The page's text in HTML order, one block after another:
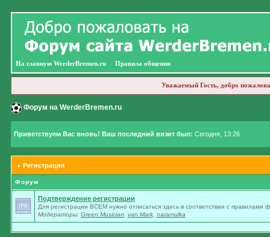
На главную WerderBremen.ru Правила общения
Уважаемый Гость, добро
Форум на WerderBremen.ru
Приветствуем Вас вновь! Ваш последний визит был: Сегодня, 13:26
Регистрация
Форум
Подтверждение регистрации
Для регистрации ВСЕМ нужно отписаться здесь в соответствии с правилами
Модераторы: Green Musician van Mark, naramulka